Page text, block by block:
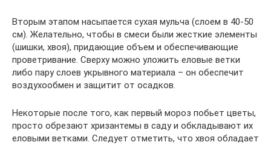
Вторым этапом насыпается сухая мульча (слоем в 40-50
см). Желательно, чтобы в смеси были жесткие элементы
(шишки, хвоя), придающие объем и обеспечивающие
проветривание. Сверху можно уложить еловые ветки
либо пару слоев укрывного материала – он обеспечит
воздухообмен и защитит от осадков.
Некоторые после того, как первый мороз побьет цветы,
просто обрезают хризантемы в саду и обкладывают их
еловыми ветками. Следует отметить, что хвоя обладает